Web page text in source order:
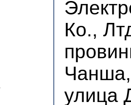
Ко.,
улица